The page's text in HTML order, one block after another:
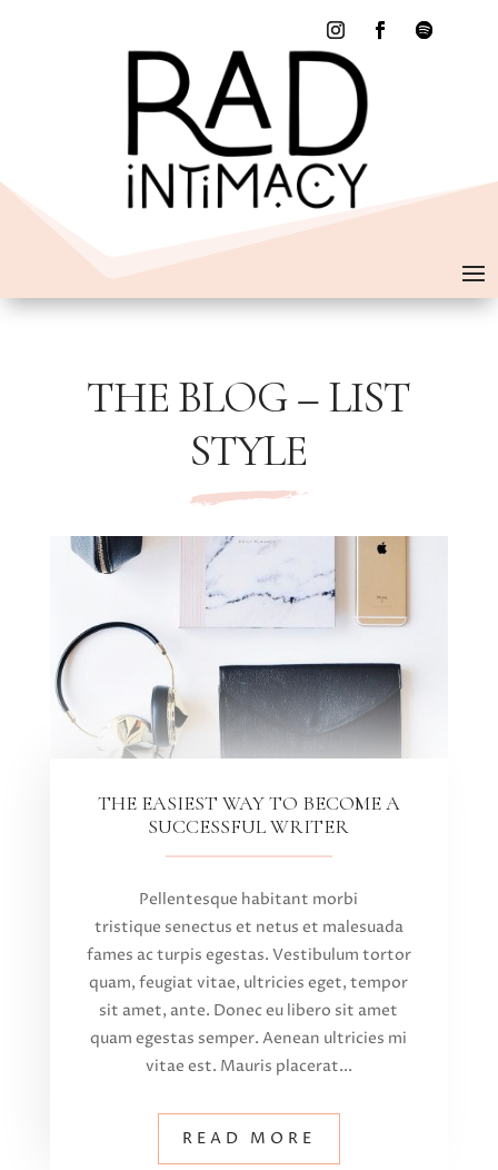
THE BLOG – LIST
STYLE
THE EASIEST WAY TO BECOME A
SUCCESSFUL WRITER
Pellentesque habitant morbi
tristique senectus et netus et malesuada
fames ac turpis egestas. Vestibulum tortor
quam, feugiat vitae, ultricies eget, tempor
sit amet, ante. Donec eu libero sit amet
quam egestas semper. Aenean ultricies mi
vitae est. Mauris placerat...
READ MORE